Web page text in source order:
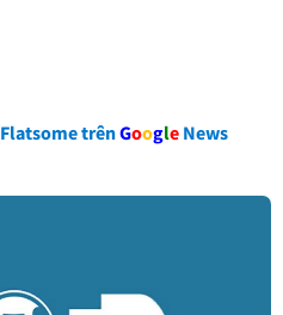
Flatsome trênGoogle News